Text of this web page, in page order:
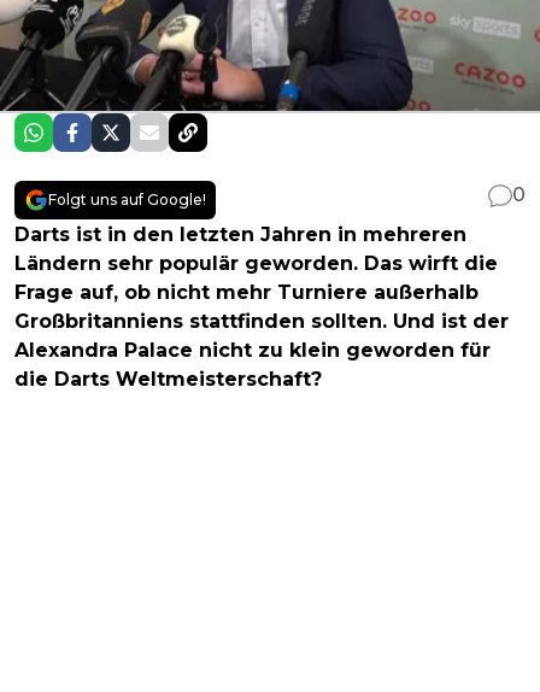
Folgt uns auf Google!
0
Darts ist in den letzten Jahren in mehreren
Ländern sehr populär geworden. Das wirft die
Frage auf, ob nicht mehr Turniere außerhalb
Großbritanniens stattfinden sollten. Und ist der
Alexandra Palace nicht zu klein geworden für
die Darts Weltmeisterschaft?